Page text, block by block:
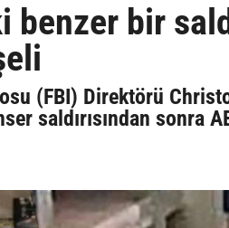
bir
(FBI) Direktörü
saldırısından sonra